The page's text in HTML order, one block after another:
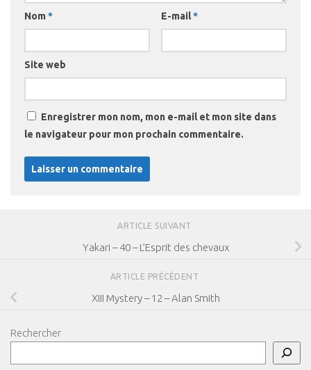
Nom * E-mail*
Site web
Enregistrer mon nom, mon e-mail et mon site dans
le navigateur pour mon prochain commentaire.
ARTICLE SUIVANT
Yakari – 40 – L’Esprit des chevaux
ARTICLE PRÉCÉDENT
XIII Mystery – 12 – Alan Smith
Rechercher